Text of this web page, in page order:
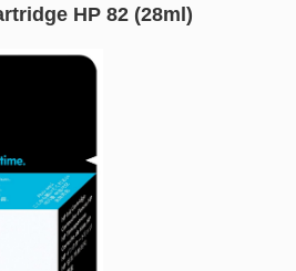
HP 82 (28ml)